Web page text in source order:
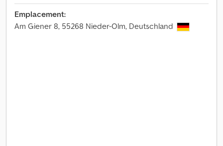
Emplacement:
Am Giener 8, 55268 Nieder-Olm, Deutschland